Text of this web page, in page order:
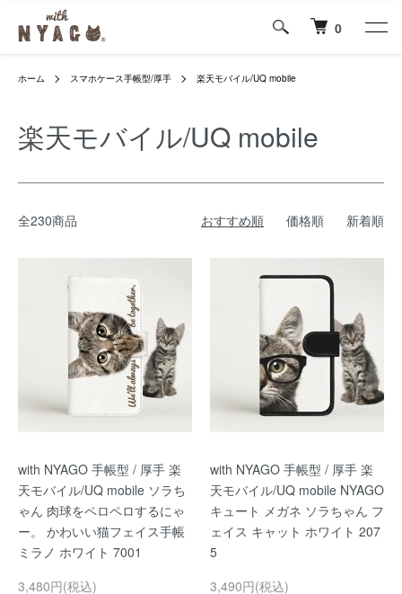
0
ホーム スマホケース手帳型/厚手 楽天モバイル/UQ mobile
楽天モバイル/UQ mobile
全230商品 おすすめ順 価格順 新着順
with NYAGO 手帳型 / 厚手 楽
天モバイル/UQ mobile ソラち
ゃん 肉球をペロペロするにゃ
ー。 かわいい猫フェイス手帳
ミラノ ホワイト 7001
3,480円(税込)
with NYAGO 手帳型 / 厚手 楽
天モバイル/UQ mobile NYAGO
キュート メガネ ソラちゃん フ
ェイス キャット ホワイト 207
5
3,490円(税込)